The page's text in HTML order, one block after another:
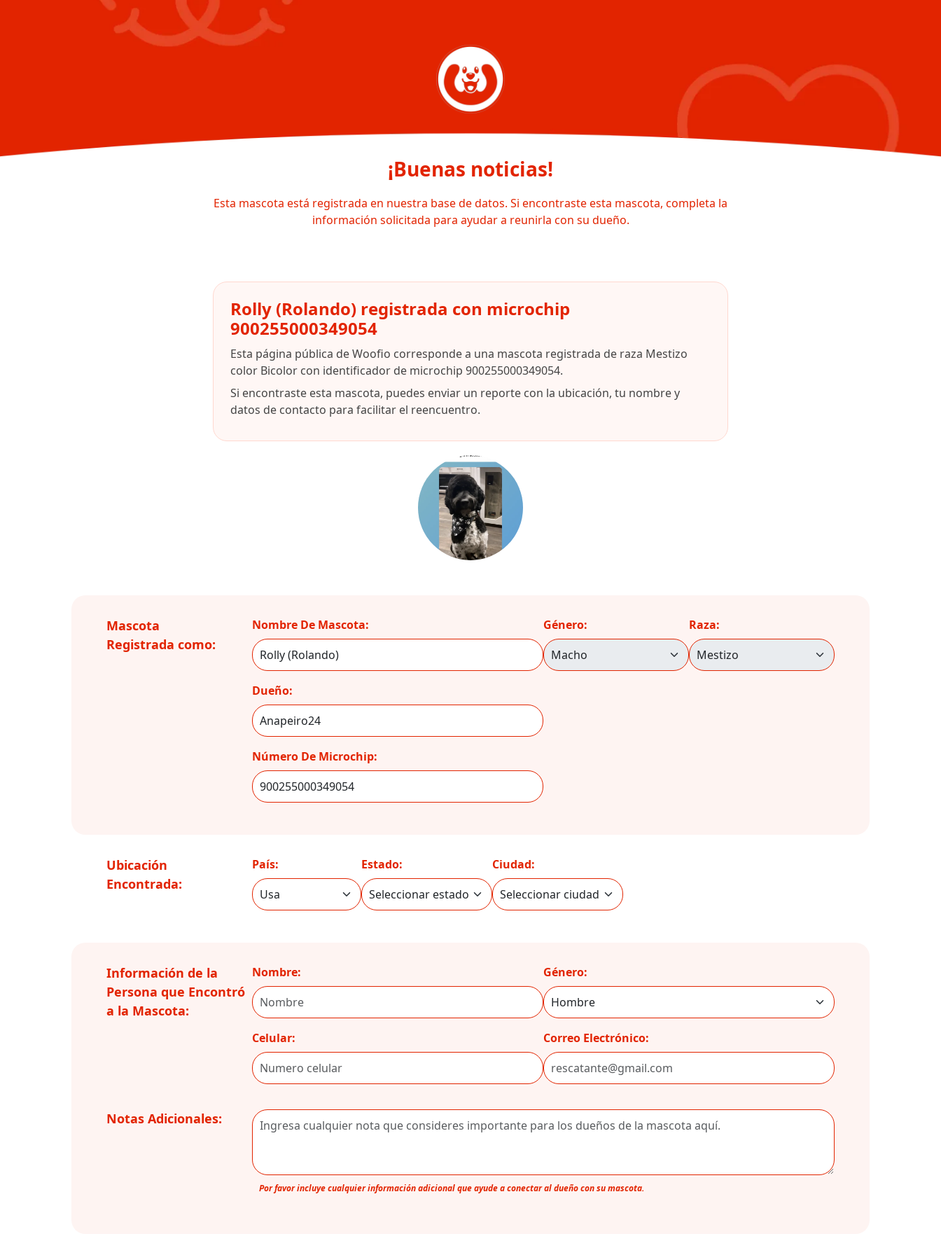
¡Buenas noticias!
Esta mascota está registrada en nuestra base de datos. Si encontraste esta mascota, completa la
información solicitada para ayudar a reunirla con su dueño.
Rolly (Rolando) registrada con microchip
900255000349054
Esta página pública de Woofio corresponde a una mascota registrada de raza Mestizo
color Bicolor con identificador de microchip 900255000349054.
Si encontraste esta mascota, puedes enviar un reporte con la ubicación, tu nombre y
datos de contacto para facilitar el reencuentro.
Mascota
Registrada como:
Nombre De Mascota:
Dueño:
Número De Microchip:
Género: Raza:
Ubicación
Encontrada:
País: Estado: Ciudad:
Información de la
Persona que Encontró
a la Mascota:
Nombre:
Celular:
Género:
Correo Electrónico:
Notas Adicionales:
Por favor incluye cualquier información adicional que ayude a conectar al dueño con su mascota.